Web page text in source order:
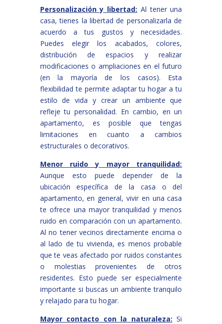
Personalización y libertad: Al tener una
casa, tienes la libertad de personalizarla de
acuerdo a tus gustos y necesidades.
Puedes elegir los acabados, colores,
distribución de espacios y realizar
modificaciones o ampliaciones en el futuro
(en la mayoría de los casos). Esta
flexibilidad te permite adaptar tu hogar a tu
estilo de vida y crear un ambiente que
refleje tu personalidad. En cambio, en un
apartamento, es posible que tengas
limitaciones en cuanto a cambios
estructurales o decorativos.
Menor ruido y mayor tranquilidad:
Aunque esto puede depender de la
ubicación específica de la casa o del
apartamento, en general, vivir en una casa
te ofrece una mayor tranquilidad y menos
ruido en comparación con un apartamento.
Al no tener vecinos directamente encima o
al lado de tu vivienda, es menos probable
que te veas afectado por ruidos constantes
o molestias provenientes de otros
residentes. Esto puede ser especialmente
importante si buscas un ambiente tranquilo
y relajado para tu hogar.
Mayor contacto con la naturaleza: Si